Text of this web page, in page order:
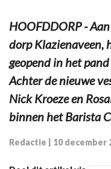
HOOFDDORP -
dorp Klazienaveen,
geopend in het
Achter de nieuwe
Nick Kroeze en
binnen het Barista
Redactie 10 december